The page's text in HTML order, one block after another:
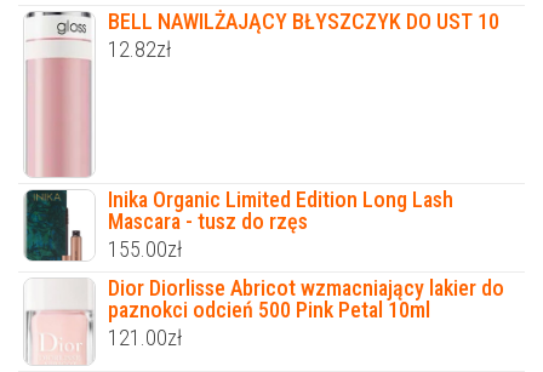
BELL NAWILŻAJĄCY BŁYSZCZYK DO UST 10
12.82zł
Inika Organic Limited Edition Long Lash
Mascara - tusz do rzęs
155.00zł
Dior Diorlisse Abricot wzmacniający lakier do
paznokci odcień 500 Pink Petal 10ml
121.00zł